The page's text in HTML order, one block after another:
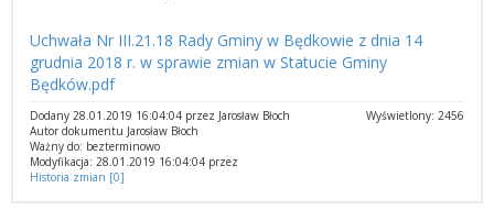
Uchwała Nr III.21.18 Rady Gminy w Będkowie z dnia 14
grudnia 2018 r. w sprawie zmian w Statucie Gminy
Będków.pdf
Wyświetlony: 2456
Dodany 28.01.2019 16:04:04 przez Jarosław Błoch
Autor dokumentu Jarosław Błoch
Ważny do: bezterminowo
Modyfikacja: 28.01.2019 16:04:04 przez
Historia zmian [0]